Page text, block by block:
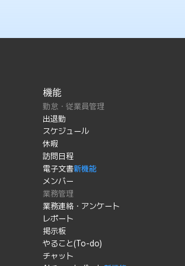
機能
勤怠・従業員管理
出退勤
スケジュール
休暇
訪問日程
電子文書新機能
メンバー
業務管理
業務連絡・アンケート
レポート
掲示板
やること(To-do)
チャット